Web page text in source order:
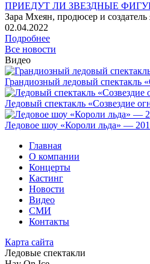
ПРИЕДУТ ЛИ ЗВЕЗДНЫЕ
Зара Мхеян, продюсер и
02.04.2022
Подробнее
Все новости
Видео
Грандиозный ледовый спектакль
Ледовый спектакль «Созвездие
Ледовое шоу «Короли льда» —
Главная
О компании
Концерты
Кастинг
Новости
Видео
СМИ
Контакты
Карта сайта
Ледовые спектакли